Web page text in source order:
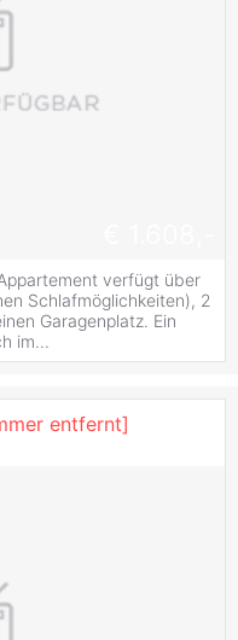
verfügt über
Schlafmöglichkeiten), 2
Garagenplatz. Ein
im...
entfernt]